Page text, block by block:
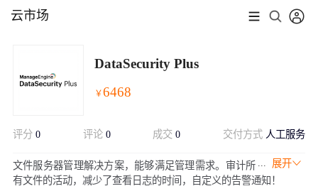
云市场
DataSecurity Plus
￥6468
评分 0 评论 0 成交0 交付方式 人工服务
展开
文件服务器管理解决方案，能够满足管理需求。审计所
有文件的活动，减少了查看日志的时间，自定义的告警通知！